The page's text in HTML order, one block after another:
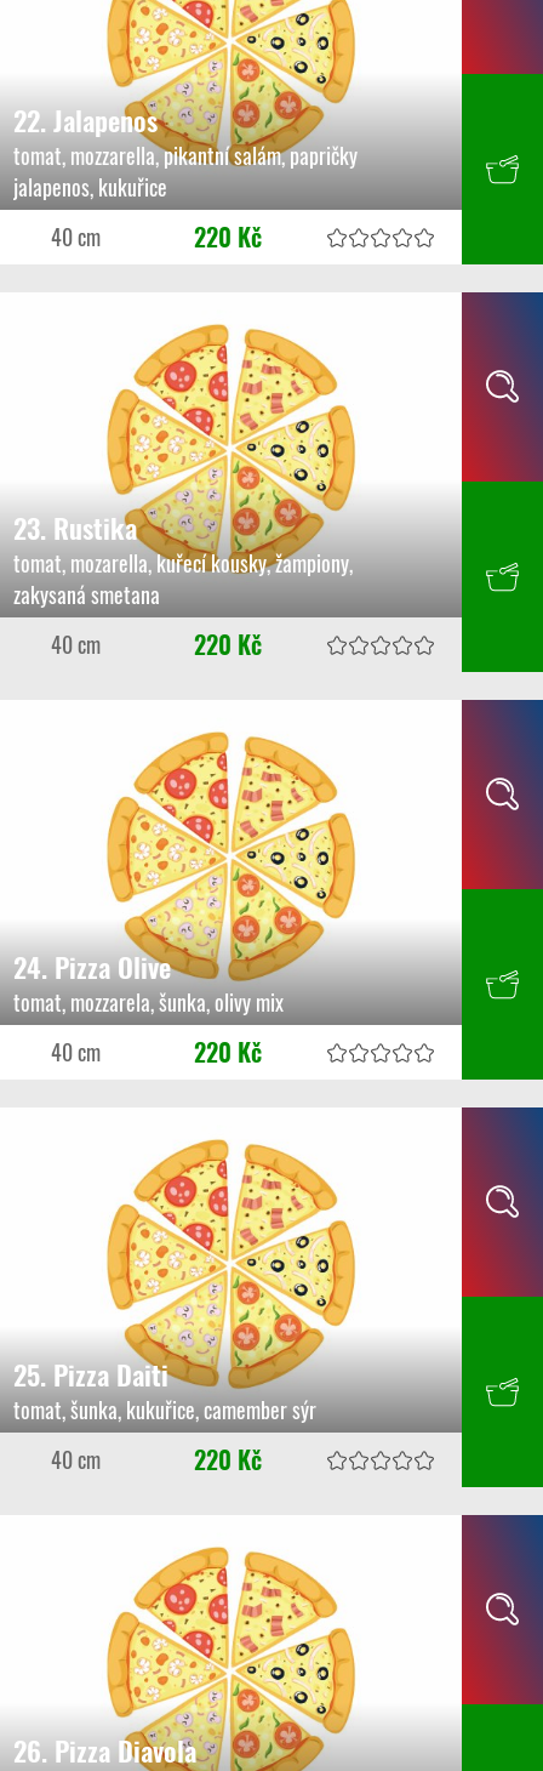
22. Jalapenos
tomat, mozzarella, pikantní salám, papričky
jalapenos, kukuřice
40 cm
220 Kč
23. Rustika
tomat, mozarella, kuřecí kousky, žampiony,
zakysaná smetana
40 cm
220 Kč
24. Pizza Olive
tomat, mozzarela, šunka, olivy mix
40 cm
220 Kč
25. Pizza Daiti
tomat, šunka, kukuřice, camember sýr
40 cm
220 Kč
26. Pizza Diavola